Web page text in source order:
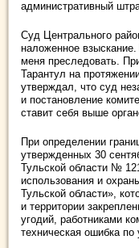
административный
Суд Центрального
наложенное взыскание.
меня преследовать.
Тарантул на
утверждал, что суд
и постановление
ставит себя выше
При определении
утвержденных 30
Тульской области №
использования и
Тульской области»,
и территории
угодий, работниками
техническая ошибка по